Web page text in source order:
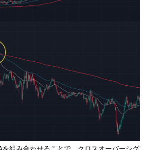
組み合わせることで、クロスオーバーシグ